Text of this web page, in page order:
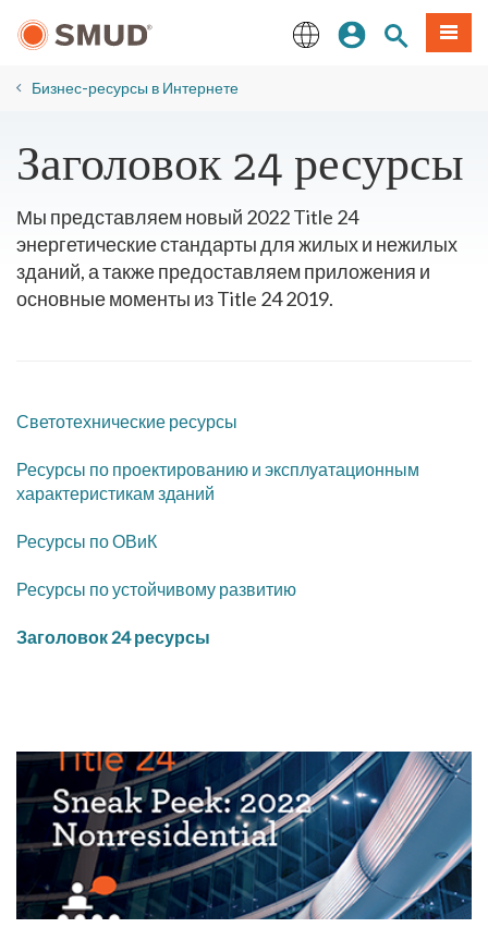
содержанию
входПоиск по
Меню
Бизнес-ресурсы в Интернете
Заголовок 24 ресурсы
Мы представляем новый 2022 Title 24
энергетические стандарты для жилых и нежилых
зданий, а также предоставляем приложения и
основные моменты из Title 24 2019.
Светотехнические ресурсы
Ресурсы по проектированию и эксплуатационным
характеристикам зданий
Ресурсы по ОВиК
Ресурсы по устойчивому развитию
Заголовок 24 ресурсы